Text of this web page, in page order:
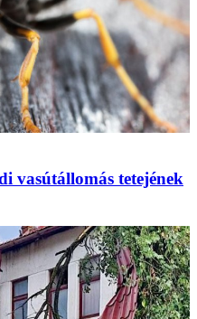
vasútállomás tetejének